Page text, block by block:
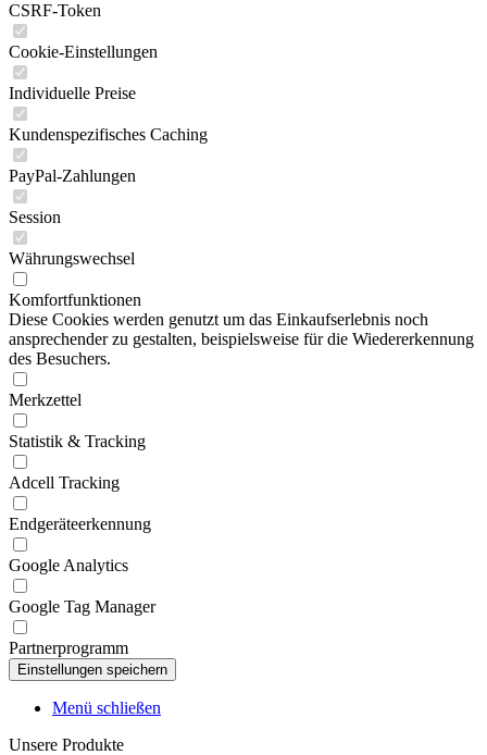
CSRF-Token
Cookie-Einstellungen
Individuelle Preise
Kundenspezifisches Caching
PayPal-Zahlungen
Session
Währungswechsel
Komfortfunktionen
Diese Cookies werden genutzt um das Einkaufserlebnis noch
ansprechender zu gestalten, beispielsweise für die Wiedererkennung
des Besuchers.
Merkzettel
Statistik & Tracking
Adcell Tracking
Endgeräteerkennung
Google Analytics
Google Tag Manager
Partnerprogramm
Menü schließen
Unsere Produkte